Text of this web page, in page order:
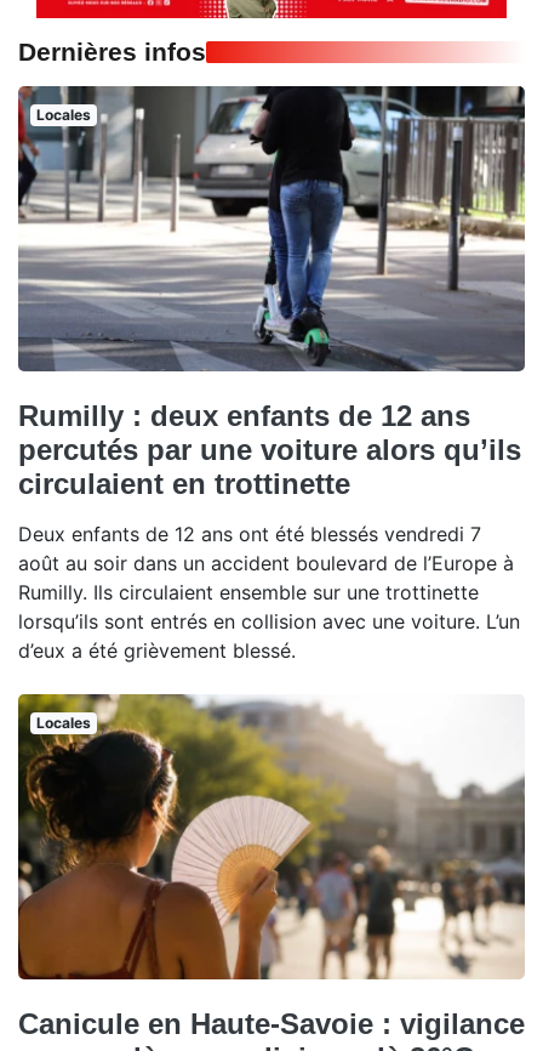
Dernières infos
Locales
Rumilly : deux enfants de 12 ans
percutés par une voiture alors qu’ils
circulaient en trottinette
Deux enfants de 12 ans ont été blessés vendredi 7
août au soir dans un accident boulevard de l’Europe à
Rumilly. Ils circulaient ensemble sur une trottinette
lorsqu’ils sont entrés en collision avec une voiture. L’un
d’eux a été grièvement blessé.
Locales
Canicule en Haute-Savoie : vigilance